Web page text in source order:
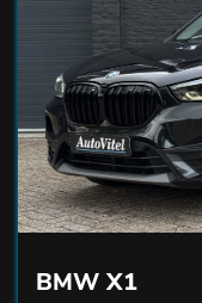
BMW X1